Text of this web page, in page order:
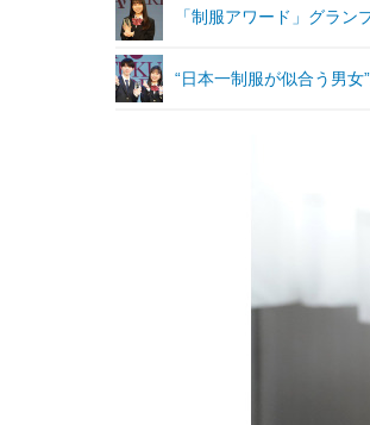
「制服アワード」グラ
“日本一制服が似合う男